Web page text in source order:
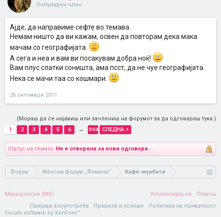
Популарен член
Ајде, да направиме сефте во темава.
Немам ништо да ви кажам, освен да повторам дека мака
мачам со географијата.
А сега и неа и вам ви посакувам добра ноќ!
Вам плус слатки соништа, ама псст, да не чуе географијата.
Нека се мачи таа со кошмари.
26 октомври 2011
(Мораш да се најавиш или зачлениш на форумот за да одговараш тука.)
1
2 3 4 5 6 → 3194 СЛЕДНА >
Статус на темата: Не е отворена за нови одговори.
Форум Женски форум „Фемина“ Кафе-муабети
Македонски (MK) Контактирај нè
Помош
Пријави злоупотреба
Правила и услови
Политика на приватност
Forum software by XenForo™